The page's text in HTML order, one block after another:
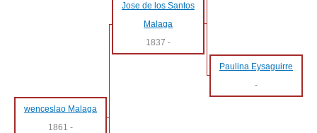
Jose de los Santos
Malaga
1837 -
Paulina Eysaguirre
-
wenceslao Malaga
1861 -